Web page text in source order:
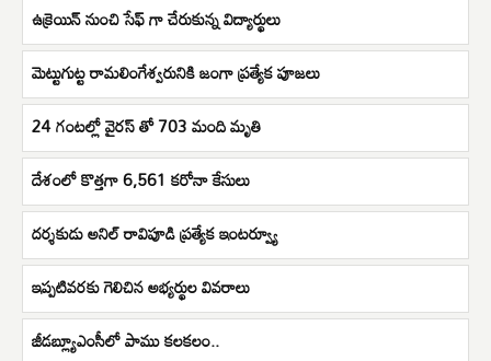
ఉక్రెయిన్ నుంచి సేఫ్ గా చేరుకున్న విద్యార్థులు
మెట్టుగుట్ట రామలింగేశ్వరునికి జంగా ప్రత్యేక పూజలు
24 గంటల్లో వైరస్ తో 703 మంది మృతి
దేశంలో కొత్తగా 6,561 కరోనా కేసులు
దర్శకుడు అనిల్ రావిపూడి ప్రత్యేక ఇంటర్వ్యూ
ఇప్పటివరకు గెలిచిన అభ్యర్థుల వివరాలు
జీడబ్ల్యూఎంసీలో పాము కలకలం..